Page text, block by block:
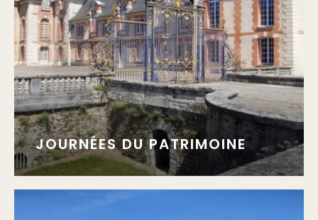
JOURNÉES DU PATRIMOINE